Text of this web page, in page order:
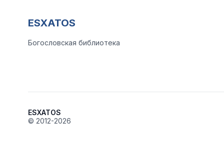
ESXATOS
Богословская библиотека
ESXATOS
© 2012-2026